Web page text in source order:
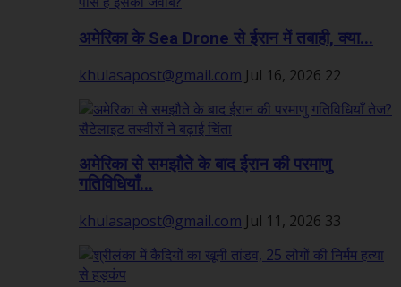
अमेरिका के Sea Drone से ईरान में तबाही, क्या...
khulasapost@gmail.com Jul 16, 2026 22
अमेरिका से समझौते के बाद ईरान की परमाणु
गतिविधियाँ...
khulasapost@gmail.com Jul 11, 2026 33